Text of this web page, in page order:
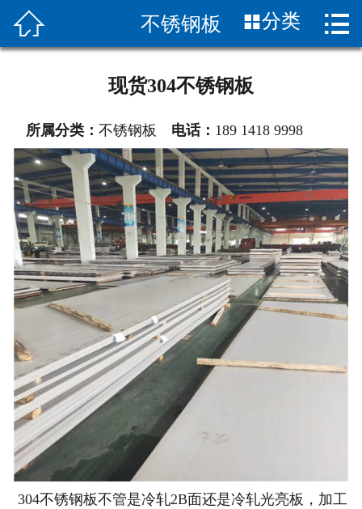
 首页
车间设备
产品应用
联系我们
 不锈钢板 分类 
现货304不锈钢板
所属分类： 不锈钢板 电话： 189 1418 9998
304不锈钢板不管是冷轧2B面还是冷轧光亮板，加工